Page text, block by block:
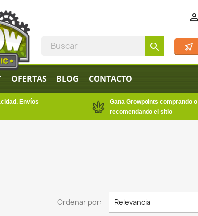

search
OFERTAS BLOG CONTACTO
Envíos
Gana Growpoints comprando o
recomendando el sitio
Ordenar por: Relevancia